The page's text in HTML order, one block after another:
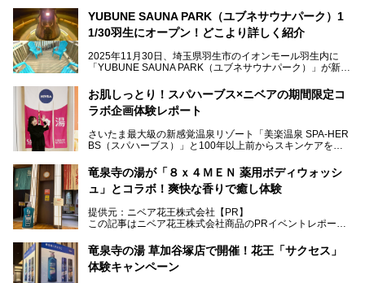
メインとなる黒湯の天然温泉や本格的なサウナをはじめ、4
種類のリラックスルームやお食事処、他施設とは一線を画す
てきました！
YUBUNE SAUNA PARK（ユブネサウナパーク）1
1/30羽生にオープン！どこより詳しく紹介
2025年11月30日、埼玉県羽生市のイオンモール羽生内に
「YUBUNE SAUNA PARK（ユブネサウナパーク）」が新規
今年の4月1日から楽久屋グループの一員となった「湯舞音
（ユブネ）」が新ブランド「YUBUNE SAUNA PARK」を立
湯舞音らしいサウナにこだわった遊び心満点の"銭湯×屋外サ
ウナ"施設で、男女別のお風呂のほか、水着やサウナ着で楽
ど、ユニークなポイントがいっぱい！
オープン前取材に行ってきましたので、早速どこより詳しく
紹介しちゃいます！
お肌しっとり！スパハーブス×ニベアの期間限定コ
ラボ企画体験レポート
さいたま最大級の新感覚温泉リゾート「美楽温泉 SPA-HER
BS（スパハーブス）」と100年以上前からスキンケアを考
読者モデルやインスタグラマーとして活躍している、美容＆
スパ大好きの畑瀬愛さんと取材してきました。
提供元：ニベア花王株式会社【PR】
この記事はニベア花王株式会社商品のPRイベントレポート
竜泉寺の湯が「８ｘ４ＭＥＮ 薬用ボディウォッシ
ュ」とコラボ！爽快な香りで癒し体験
提供元：ニベア花王株式会社【PR】
この記事はニベア花王株式会社商品のPRイベントレポート
ーーー
注目のボディウォッシュアイテム「８ｘ４ＭＥＮ 薬用ボデ
竜泉寺の湯 草加谷塚店で開催！花王「サクセス」
体験キャンペーン